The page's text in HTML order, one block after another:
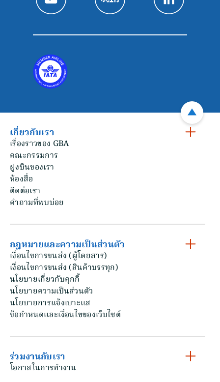
เกี่ยวกับเรา
เรื่องราวของ GBA
คณะกรรมการ
ฝูงบินของเรา
ห้องสื่อ
ติดต่อเรา
คําถามที่พบบ่อย
กฎหมายและความเป็นส่วนตัว
เงื่อนไขการขนส่ง (ผู้โดยสาร)
เงื่อนไขการขนส่ง (สินค้าบรรทุก)
นโยบายเกี่ยวกับคุกกี้
นโยบายความเป็นส่วนตัว
นโยบายการแจ้งเบาะแส
ข้อกําหนดและเงื่อนไขของเว็บไซต์
ร่วมงานกับเรา
โอกาสในการทํางาน